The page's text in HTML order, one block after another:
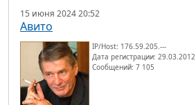
15 июня 2024 20:52
Авито
IP/Host: 176.59.205.---
Дата регистрации: 29.03.2012
Сообщений: 7 105